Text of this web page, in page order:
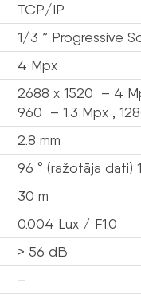
TCP/IP
1/3 ” Progressive
4 Mpx
2688 x 1520 – 4
960 – 1.3 Mpx ,
2.8 mm
96 ° (ražotāja dati)
30 m
0.004 Lux / F1.0
> 56 dB
–